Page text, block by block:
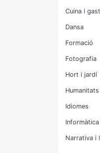
Cuina i
Dansa
Formació
Fotografia
Hort i jardí
Idiomes
Narrativa i